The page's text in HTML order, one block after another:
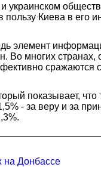
украинском
Киева в его
элемент
Во многих странах,
сражаются
показывает, что
- за веру и за
на Донбассе